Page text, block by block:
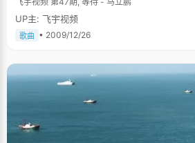
县城都沸腾了起来，他是所在高中11年后的又一
妈妈一个惊喜，也给整个学校带来了好的荣誉。
辉受邀参加了《开心辞典》的节目录制，获得了冠军。 文艺小青年
戏 陈溢辉学习好，更是个活跃的文艺分子，对音乐艺术有着浓厚的兴趣，初
常常代表学校参加省市的一些文艺比赛，每次均
军营参加慰问演出，很多军官士兵都十分熟悉这
照顾，深表喜欢。高中的时候，陈溢辉还在学校
艺术社团，主动担任组织人搞了很多活动，他自
烈，有滋有味。陈溢辉对艺术有着深深的痴迷，
戏，学习表演，他自信自己还是有那么一份表演
有希望的，所以放弃了中戏的念头"，陈溢辉甩
UP主: 飞宇视频
歌曲 • 2009/12/26